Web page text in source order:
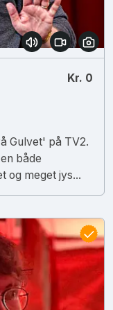
Kr. 0
Gulvet' på TV2.
både
og meget jys...